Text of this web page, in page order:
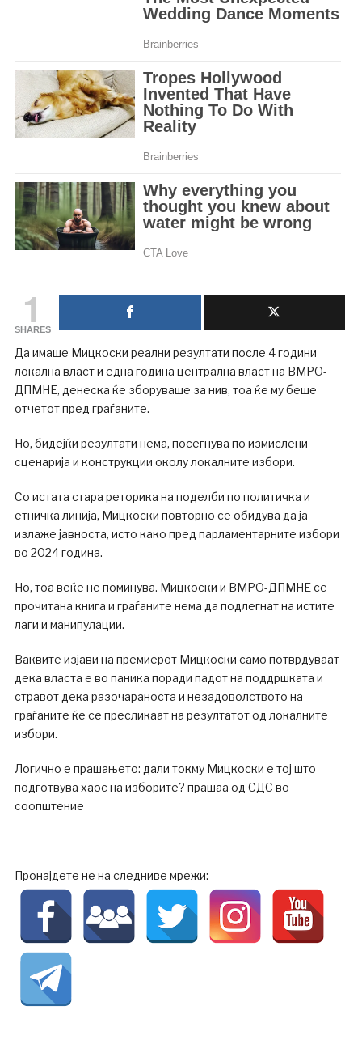
1
SHARES
Да имаше Мицкоски реални резултати после 4 години
локална власт и една година централна власт на ВМРО-
ДПМНЕ, денеска ќе зборуваше за нив, тоа ќе му беше
отчетот пред граѓаните.
Но, бидејќи резултати нема, посегнува по измислени
сценарија и конструкции околу локалните избори.
Со истата стара реторика на поделби по политичка и
етничка линија, Мицкоски повторно се обидува да ја
излаже јавноста, исто како пред парламентарните избори
во 2024 година.
Но, тоа веќе не поминува. Мицкоски и ВМРО-ДПМНЕ се
прочитана книга и граѓаните нема да подлегнат на истите
лаги и манипулации.
Ваквите изјави на премиерот Мицкоски само потврдуваат
дека власта е во паника поради падот на поддршката и
стравот дека разочараноста и незадоволството на
граѓаните ќе се пресликаат на резултатот од локалните
избори.
Логично е прашањето: дали токму Мицкоски е тој што
подготвува хаос на изборите? прашаа од СДС во
соопштение
Пронајдете не на следниве мрежи: